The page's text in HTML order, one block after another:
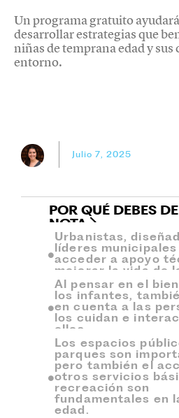
Un programa gratuito
desarrollar estrategias que
niñas de temprana edad y sus
entorno.
Julio 7, 2025
POR QUÉ DEBES
NOTA
Urbanistas,
líderes municipales
acceder a apoyo
mejorar la vida de
Al pensar en el
los infantes,
en cuenta a las
los cuidan e
ellos.
Los espacios
parques son
pero también el
otros servicios
recreación son
fundamentales en
edad.